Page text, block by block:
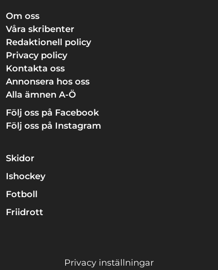
Om oss
Våra skribenter
Redaktionell policy
Privacy policy
Kontakta oss
Annonsera hos oss
Alla ämnen A-Ö
Följ oss på Facebook
Följ oss på Instagram
Skidor
Ishockey
Fotboll
Friidrott
Privacy inställningar